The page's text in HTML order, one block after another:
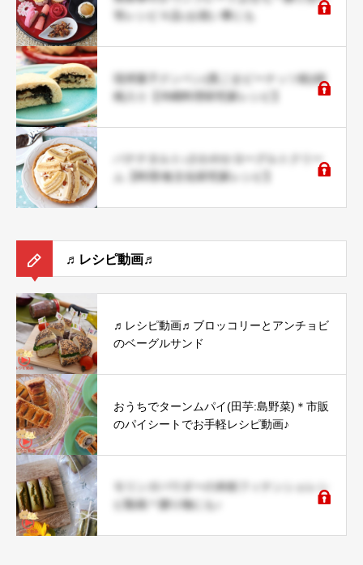
等レシピ４品♪お祝い事にも
琉球菓子クンペン(黒ごまピーナッツ餡)胡
桃入り【沖縄料理研究家レシピ】
バナナタルト♪さわやかヨーグルトクリー
ム【料理/食文化研究家レシピ】
♬レシピ動画♬
♬レシピ動画♬ブロッコリーとアンチョビ
のベーグルサンド
おうちでターンムパイ(田芋:島野菜)＊市販
のパイシートでお手軽レシピ動画♪
モリンガパウダーの米粉フィナンシェレシ
ピ動画＊贈り物にも♪